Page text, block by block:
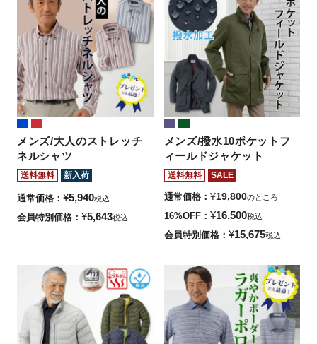
メンズ/大人のストレッチ
ネルシャツ
送料無料 新入荷
通常価格 ¥5,940税込
会員特別価格 ¥5,643税込
メンズ/撥水10ポケットフ
ィールドジャケット
送料無料 SALE
通常価格 ¥19,800のところ
16%OFF ¥16,500税込
会員特別価格 ¥15,675税込